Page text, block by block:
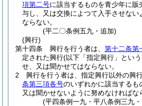
項第二号に該当するものを青少年に販
与し、又は交換によつて入手させない
ならない。
(平二〇条例五九・追加)
(興行)
第十四条
興行を行う者は、 第十二条第
定された興行(以下「指定興行」とい
せ、又は聞かせてはならない。
2
興行を行う者は、指定興行以外の興
条第三項各号のいずれかに該当するも
又は聞かせないように努めなければな
(平四条例一九・平八条例三九